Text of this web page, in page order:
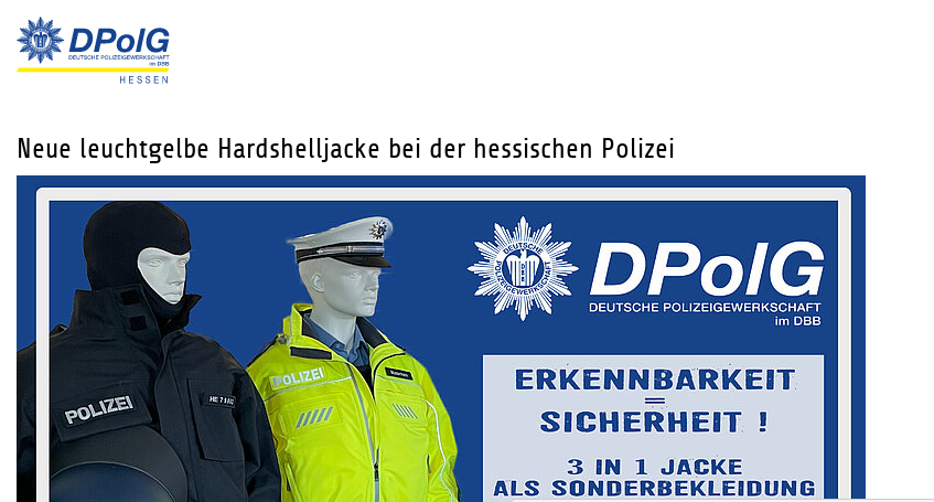
Neue leuchtgelbe Hardshelljacke bei der hessischen Polizei